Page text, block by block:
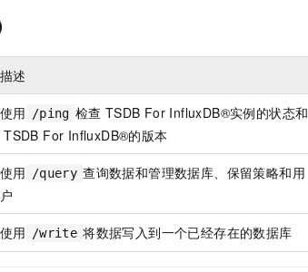
描述
使用 /ping 检查 TSDB For InfluxDB®实例的状态和
TSDB For InfluxDB®的版本
使用 /query 查询数据和管理数据库、保留策略和用
户
使用 /write 将数据写入到一个已经存在的数据库
而生
版
方案
大模型原生应用
Qoder HOT
万有无界
企业级人与Agent协作平台，接入和调度多个数字员工
Max
客户专享 AI智能应用，一键激活高效办公新体验
智能客服
自动承接线索、识别商机，让客服更高效、
Ubuntu
Red Hat
建站小程序
模板建站
定制建站
科研合作